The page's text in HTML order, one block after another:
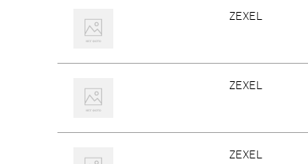
ZEXEL
ZEXEL
ZEXEL